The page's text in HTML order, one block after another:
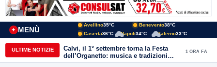
MENÙ
+
Avellino35°C Benevento38°C
Caserta36°C Napoli34°C Salerno33°C
ULTIME NOTIZIE
Calvi, il 1° settembre torna la Festa
dell’Organetto: musica e tradizioni
popolari dell’entroterra
1 ORA FA